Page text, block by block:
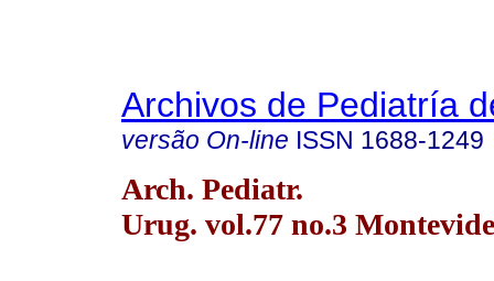
Archivos de Pediatría
versão On-line ISSN 1688-1249
Arch. Pediatr.
Urug. vol.77 no.3